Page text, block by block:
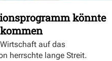
könnte
auf das
herrschte lange Streit.